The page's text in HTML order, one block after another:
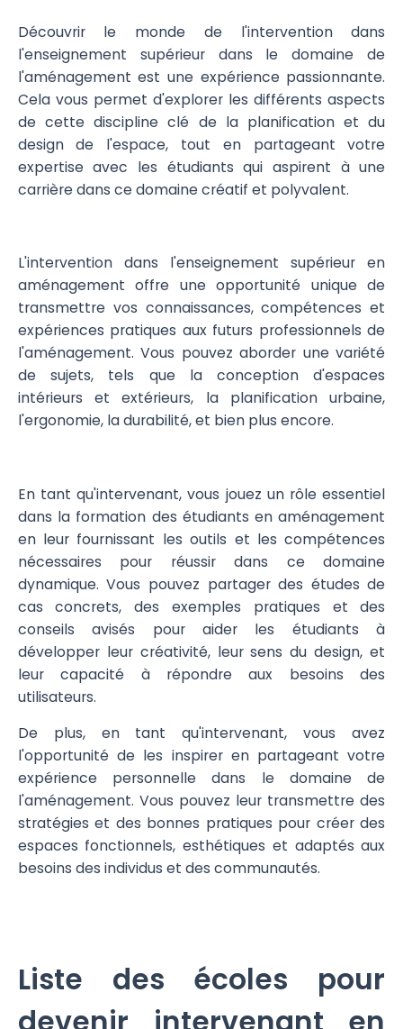
Découvrir le monde de l'intervention dans
l'enseignement supérieur dans le domaine de
l'aménagement est une expérience passionnante.
Cela vous permet d'explorer les différents aspects
de cette discipline clé de la planification et du
design de l'espace, tout en partageant votre
expertise avec les étudiants qui aspirent à une
carrière dans ce domaine créatif et polyvalent.
L'intervention dans l'enseignement supérieur en
aménagement offre une opportunité unique de
transmettre vos connaissances, compétences et
expériences pratiques aux futurs professionnels de
l'aménagement. Vous pouvez aborder une variété
de sujets, tels que la conception d'espaces
intérieurs et extérieurs, la planification urbaine,
l'ergonomie, la durabilité, et bien plus encore.
En tant qu'intervenant, vous jouez un rôle essentiel
dans la formation des étudiants en aménagement
en leur fournissant les outils et les compétences
nécessaires pour réussir dans ce domaine
dynamique. Vous pouvez partager des études de
cas concrets, des exemples pratiques et des
conseils avisés pour aider les étudiants à
développer leur créativité, leur sens du design, et
leur capacité à répondre aux besoins des
utilisateurs.
De plus, en tant qu'intervenant, vous avez
l'opportunité de les inspirer en partageant votre
expérience personnelle dans le domaine de
l'aménagement. Vous pouvez leur transmettre des
stratégies et des bonnes pratiques pour créer des
espaces fonctionnels, esthétiques et adaptés aux
besoins des individus et des communautés.
Liste des écoles pour